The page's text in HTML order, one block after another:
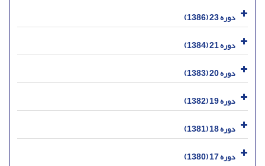
دوره 23 (1386)
دوره 21 (1384)
دوره 20 (1383)
دوره 19 (1382)
دوره 18 (1381)
دوره 17 (1380)